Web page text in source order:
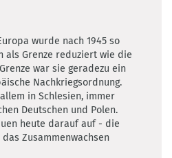
wurde nach 1945 so
als Grenze reduziert wie die
war sie geradezu ein
Nachkriegsordnung.
in Schlesien, immer
Deutschen und Polen.
heute darauf auf - die
Zusammenwachsen